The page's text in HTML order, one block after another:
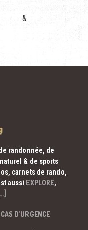
&
randonnée, de
& de sports
carnets de rando,
aussi EXPLORE,
[…]
D’URGENCE